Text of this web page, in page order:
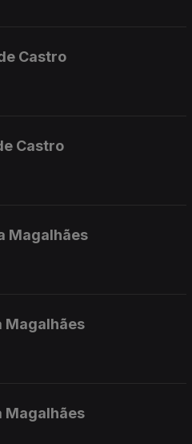
Castro
Castro
Magalhães
Magalhães
Magalhães